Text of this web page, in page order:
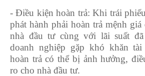
- Điều kiện hoàn trả: Khi trái
phát hành phải hoàn trả mệnh giá
nhà đầu tư cùng với lãi suất đã
doanh nghiệp gặp khó khăn
hoàn trả có thể bị ảnh hưởng,
ro cho nhà đầu tư.